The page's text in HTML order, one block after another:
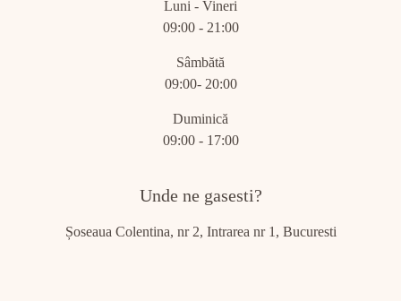
Luni - Vineri
09:00 - 21:00
Sâmbătă
09:00- 20:00
Duminică
09:00 - 17:00
Unde ne gasesti?
Șoseaua Colentina, nr 2, Intrarea nr 1, Bucuresti